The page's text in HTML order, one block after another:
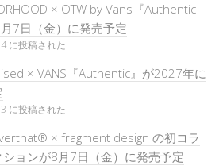
× OTW by Vans『Authentic
7日（金）に発売予定
に投稿された
× VANS『Authentic』が2027年に
に投稿された
× fragment design の初コラ
ションが8月7日（金）に発売予定